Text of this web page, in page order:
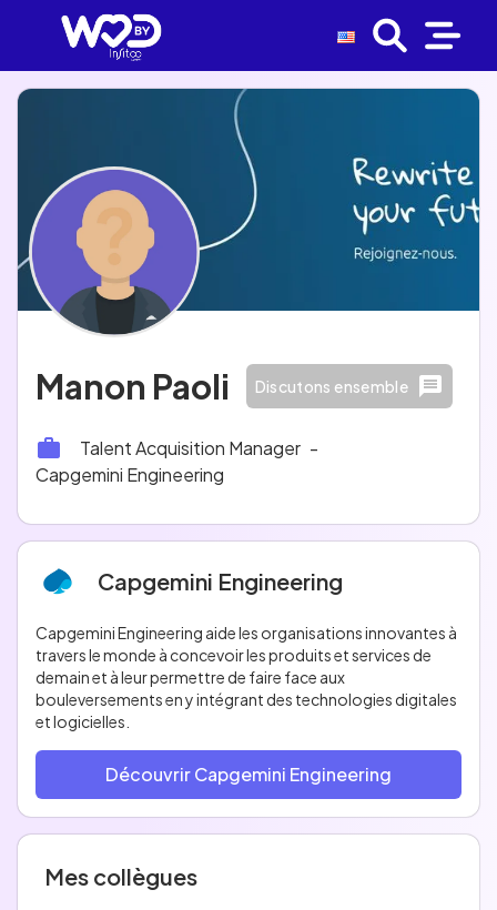
Manon Paoli Discutons ensemble
Talent Acquisition Manager -
Capgemini Engineering
Capgemini Engineering
Capgemini Engineering aide les organisations innovantes à
travers le monde à concevoir les produits et services de
demain et à leur permettre de faire face aux
bouleversements en y intégrant des technologies digitales
et logicielles.
Découvrir Capgemini Engineering
Mes collègues